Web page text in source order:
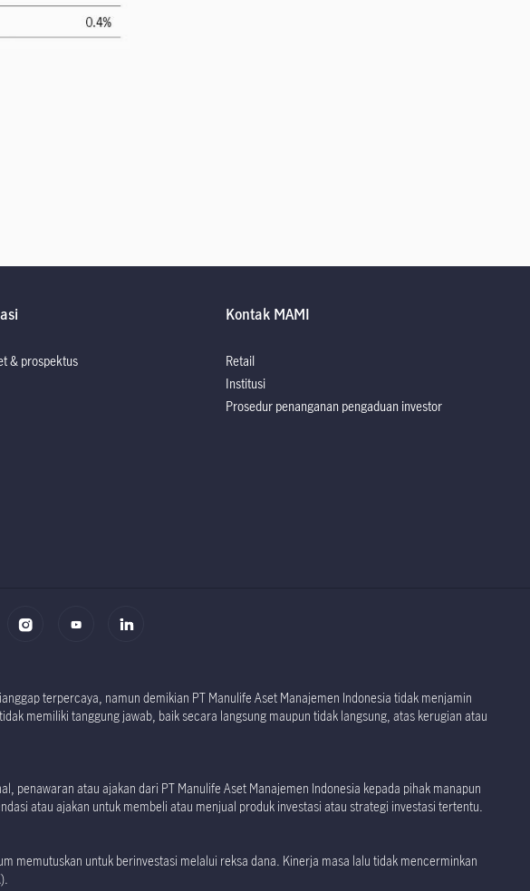
& prospektus
Kontak MAMI
Retail
Institusi
Prosedur penanganan pengaduan investor
terpercaya, namun demikian PT Manulife Aset Manajemen Indonesia tidak menjamin
memiliki tanggung jawab, baik secara langsung maupun tidak langsung, atas kerugian atau
atau ajakan dari PT Manulife Aset Manajemen Indonesia kepada pihak manapun
atau ajakan untuk membeli atau menjual produk investasi atau strategi investasi tertentu.
memutuskan untuk berinvestasi melalui reksa dana. Kinerja masa lalu tidak mencerminkan